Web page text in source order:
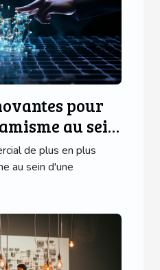
pour
au sein
de plus en plus
au sein d'une